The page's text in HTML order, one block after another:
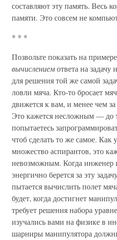
составляют эту память. Весь
памяти. Это совсем не
* * *
Позвольте показать на
вычислениемответа на задачу и
для решения той же самой
ловли мяча. Кто-то бросает
движется к вам, и менее чем
Это кажется несложным — до
попытаетесь
чтоб сделать то же самое. Как
множество аспирантов, это
невозможным. Когда
энергично берется за эту
пытается вычислить полет
будет, когда достигнет
требует решения набора
изучались вами на физике в
шарниры манипулятора